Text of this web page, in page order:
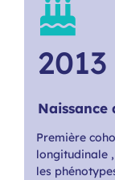
2013
Naissance
Première
longitudinale
les